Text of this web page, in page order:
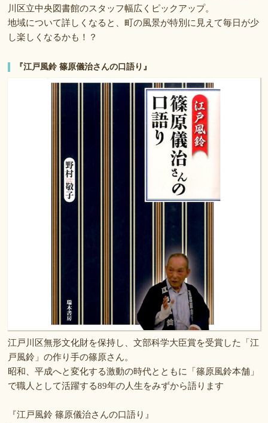
川区立中央図書館のスタッフ幅広くピックアップ。
地域について詳しくなると、町の風景が特別に見えて毎日が少
し楽しくなるかも！？
『江戸風鈴 篠原儀治さんの口語り』
江戸川区無形文化財を保持し、文部科学大臣賞を受賞した「江
戸風鈴」の作り手の篠原さん。
昭和、平成へと変化する激動の時代とともに「篠原風鈴本舗」
で職人として活躍する89年の人生をみずから語ります
『江戸風鈴 篠原儀治さんの口語り』